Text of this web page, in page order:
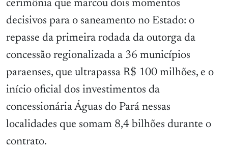
cerimônia que marcou dois momentos
decisivos para o saneamento no Estado: o
repasse da primeira rodada da outorga da
concessão regionalizada a 36 municípios
paraenses, que ultrapassa R$ 100 milhões, e o
início oficial dos investimentos da
concessionária Águas do Pará nessas
localidades que somam 8,4 bilhões durante o
contrato.